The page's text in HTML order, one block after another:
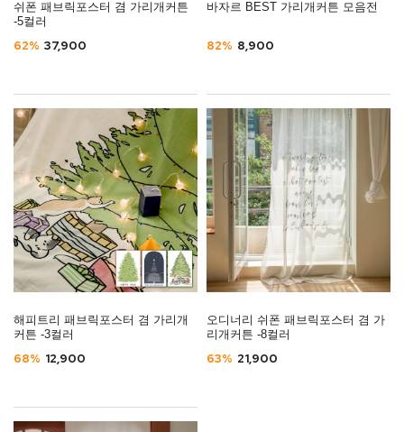
쉬폰 패브릭포스터 겸 가리개커튼
-5컬러
62% 37,900
바자르 BEST 가리개커튼 모음전
82% 8,900
해피트리 패브릭포스터 겸 가리개
커튼 -3컬러
68% 12,900
오디너리 쉬폰 패브릭포스터 겸 가
리개커튼 -8컬러
63% 21,900